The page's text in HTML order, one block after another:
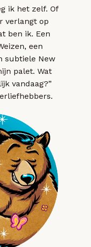
ik het zelf. Of
verlangt op
ben ik. Een
een
subtiele New
palet. Wat
vandaag?”